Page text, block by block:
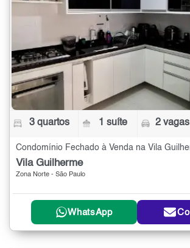
3 quartos 1 suíte 2 vagas
Vila Guilherme
Zona Norte - São Paulo
WhatsApp